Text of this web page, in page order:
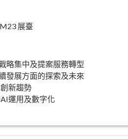
展臺
略集中及提案服務轉型
發展方面的探索及未來
新趨勢
運用及數字化